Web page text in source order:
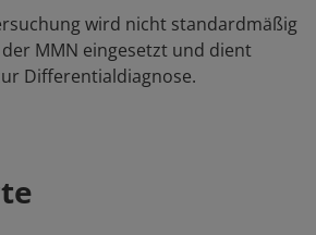
wird nicht standardmäßig
MMN eingesetzt und dient
Differentialdiagnose.